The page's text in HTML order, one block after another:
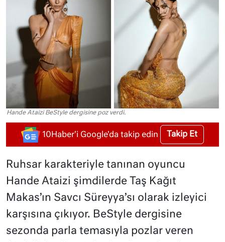
Hande Ataizi BeStyle dergisine poz verdi.
10Haber'i Google'da takip edin Takip Et
Ruhsar karakteriyle tanınan oyuncu
Hande Ataizi şimdilerde Taş Kağıt
Makas’ın Savcı Süreyya’sı olarak izleyici
karşısına çıkıyor. BeStyle dergisine
sezonda parla temasıyla pozlar veren